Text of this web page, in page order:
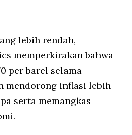
lebih rendah,
memperkirakan bahwa
per barel selama
mendorong inflasi lebih
serta memangkas